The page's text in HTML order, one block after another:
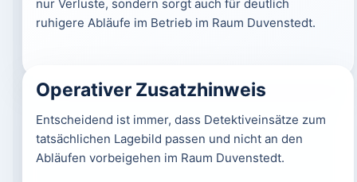
nur Verluste, sondern sorgt auch für deutlich
ruhigere Abläufe im Betrieb im Raum Duvenstedt.
Operativer Zusatzhinweis
Entscheidend ist immer, dass Detektiveinsätze zum
tatsächlichen Lagebild passen und nicht an den
Abläufen vorbeigehen im Raum Duvenstedt.